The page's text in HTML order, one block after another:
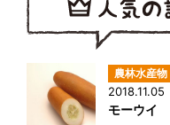
2018.11.05
モーウイ